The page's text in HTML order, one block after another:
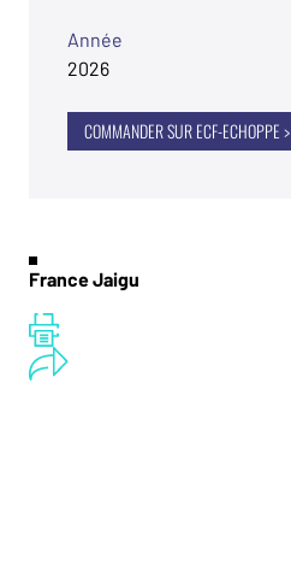
Année
2026
COMMANDER SUR ECF-ECHOPPE >
France Jaigu